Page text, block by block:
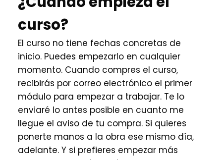
curso?
El curso no tiene fechas concretas de
inicio. Puedes empezarlo en cualquier
momento. Cuando compres el curso,
recibirás por correo electrónico el primer
módulo para empezar a trabajar. Te lo
enviaré lo antes posible en cuanto me
llegue el aviso de tu compra. Si quieres
ponerte manos a la obra ese mismo día,
adelante. Y si prefieres empezar más